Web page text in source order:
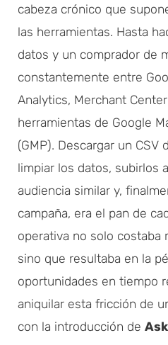
cabeza crónico que
las herramientas. Hasta
datos y un comprador de
constantemente entre
Analytics, Merchant
herramientas de Google
(GMP). Descargar un CSV
limpiar los datos, subirlos
audiencia similar y,
campaña, era el pan de
operativa no solo costaba
sino que resultaba en la
oportunidades en tiempo
aniquilar esta fricción de
con la introducción de